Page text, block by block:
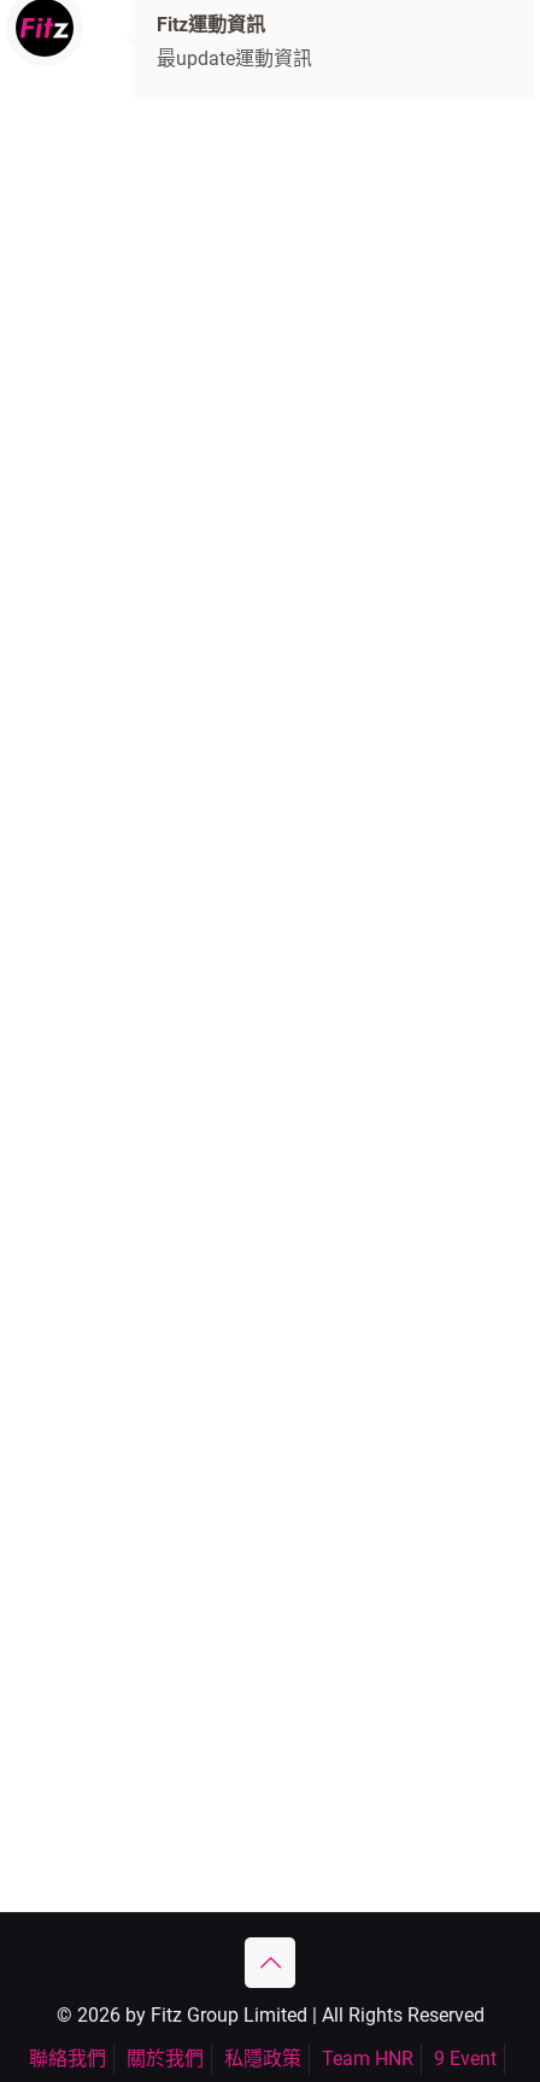
Fitz運動資訊
最update運動資訊
© 2026 by Fitz Group Limited | All Rights Reserved
聯絡我們
關於我們 私隱政策 Team HNR
9 Event